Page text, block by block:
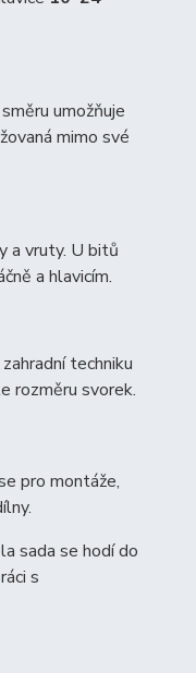
umožňuje
mimo své
a vruty. U bitů
a hlavicím.
techniku
rozměru svorek.
pro montáže,
sada se hodí do
s